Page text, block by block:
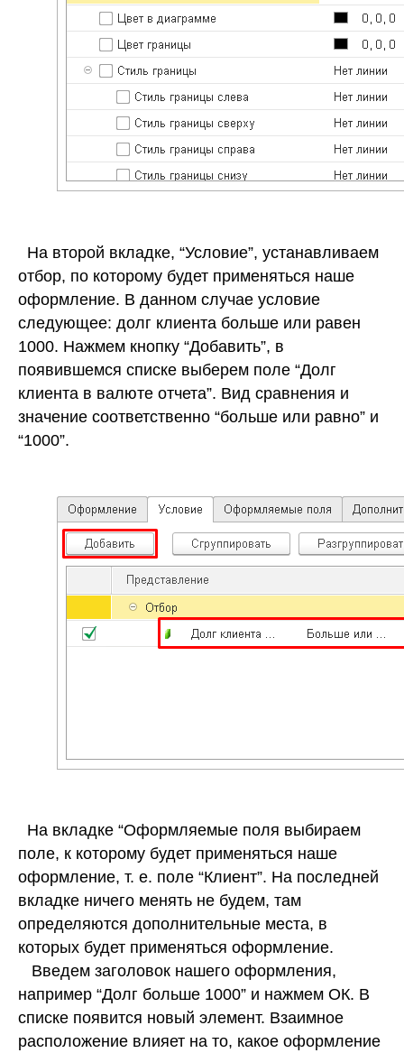
На второй вкладке, “Условие”, устанавливаем
отбор, по которому будет применяться наше
оформление. В данном случае условие
следующее: долг клиента больше или равен
1000. Нажмем кнопку “Добавить”, в
появившемся списке выберем поле “Долг
клиента в валюте отчета”. Вид сравнения и
значение соответственно “больше или равно” и
“1000”.
На вкладке “Оформляемые поля выбираем
поле, к которому будет применяться наше
оформление, т. е. поле “Клиент”. На последней
вкладке ничего менять не будем, там
определяются дополнительные места, в
которых будет применяться оформление.
Введем заголовок нашего оформления,
например “Долг больше 1000” и нажмем ОК. В
списке появится новый элемент. Взаимное
расположение влияет на то, какое оформление